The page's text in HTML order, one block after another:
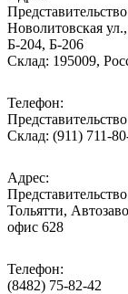
Новолитовская
Б-204, Б-206
Склад: 195009,
Телефон:
Склад: (911) 711-
Адрес:
Тольятти,
офис 628
Телефон:
(8482) 75-82-42